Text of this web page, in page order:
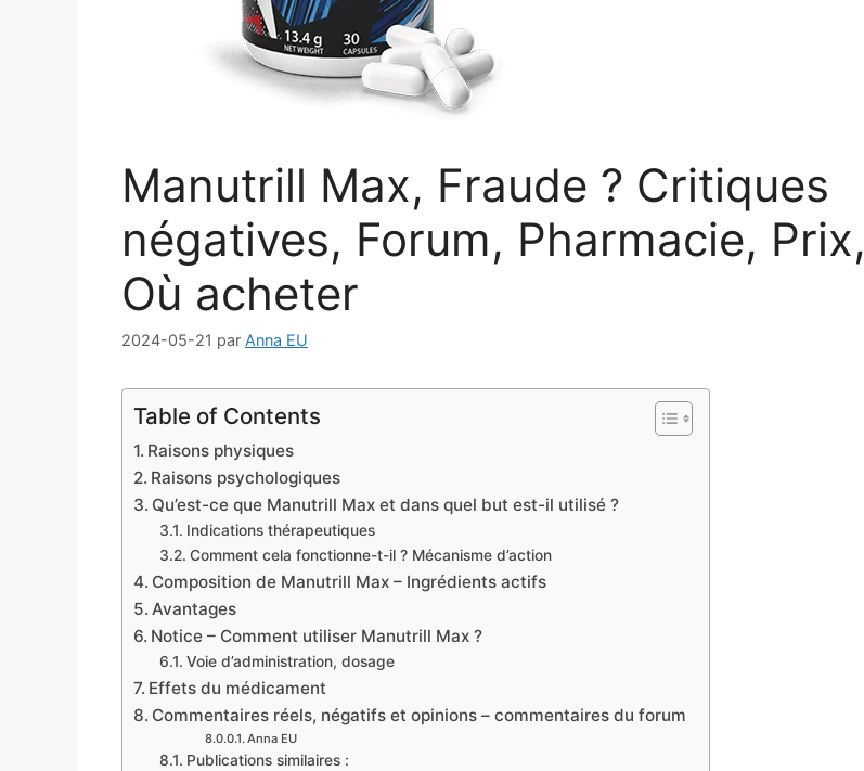
Manutrill Max, Fraude ? Critiques
négatives, Forum, Pharmacie, Prix,
Où acheter
2024-05-21 par Anna EU
Table of Contents
Raisons physiques
Raisons psychologiques
Qu’est-ce que Manutrill Max et dans quel but est-il utilisé ?
Indications thérapeutiques
Comment cela fonctionne-t-il ? Mécanisme d’action
Composition de Manutrill Max – Ingrédients actifs
Avantages
Notice – Comment utiliser Manutrill Max ?
Voie d’administration, dosage
Effets du médicament
Commentaires réels, négatifs et opinions – commentaires du forum
Anna EU
Publications similaires :